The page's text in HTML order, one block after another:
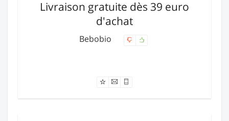
Livraison gratuite dès 39 euro
d'achat
Bebobio